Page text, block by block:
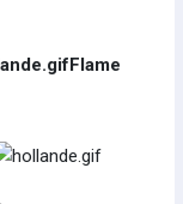
Flame